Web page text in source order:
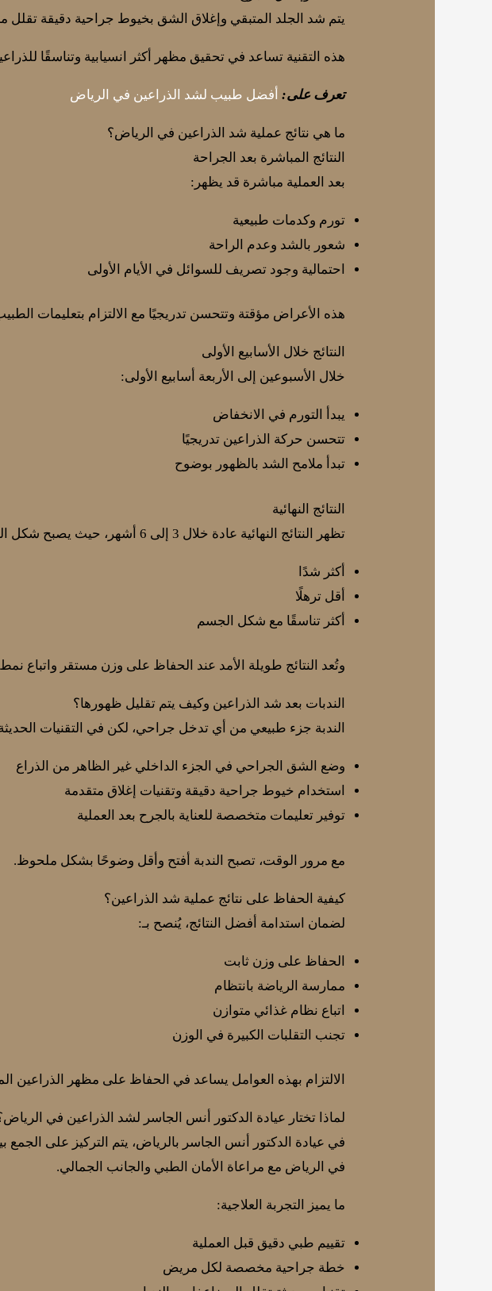
يتم شد الجلد المتبقي وإغلاق الشق بخيوط جراحية دقيقة تقلل
هذه التقنية تساعد في تحقيق مظهر أكثر انسيابية وتناسقًا
تعرف على: أفضل طبيب لشد الذراعين في الرياض
ما هي نتائج عملية شد الذراعين في الرياض؟
النتائج المباشرة بعد الجراحة
بعد العملية مباشرة قد يظهر:
تورم وكدمات طبيعية
شعور بالشد وعدم الراحة
احتمالية وجود تصريف للسوائل في الأيام الأولى
هذه الأعراض مؤقتة وتتحسن تدريجيًا مع الالتزام بتعليمات
النتائج خلال الأسابيع الأولى
خلال الأسبوعين إلى الأربعة أسابيع الأولى:
يبدأ التورم في الانخفاض
تتحسن حركة الذراعين تدريجيًا
تبدأ ملامح الشد بالظهور بوضوح
النتائج النهائية
تظهر النتائج النهائية عادة خلال 3 إلى 6 أشهر، حيث يصبح شكل الذراعين:
أكثر شدًا
أقل ترهلًا
أكثر تناسقًا مع شكل الجسم
وتُعد النتائج طويلة الأمد عند الحفاظ على وزن مستقر واتباع
الندبات بعد شد الذراعين وكيف يتم تقليل ظهورها؟
الندبة جزء طبيعي من أي تدخل جراحي، لكن في التقنيات
وضع الشق الجراحي في الجزء الداخلي غير الظاهر من الذراع
استخدام خيوط جراحية دقيقة وتقنيات إغلاق متقدمة
توفير تعليمات متخصصة للعناية بالجرح بعد العملية
مع مرور الوقت، تصبح الندبة أفتح وأقل وضوحًا بشكل ملحوظ.
كيفية الحفاظ على نتائج عملية شد الذراعين؟
لضمان استدامة أفضل النتائج، يُنصح بـ:
الحفاظ على وزن ثابت
ممارسة الرياضة بانتظام
اتباع نظام غذائي متوازن
تجنب التقلبات الكبيرة في الوزن
الالتزام بهذه العوامل يساعد في الحفاظ على مظهر الذراعين
لماذا تختار عيادة الدكتور أنس الجاسر لشد الذراعين في
في عيادة الدكتور أنس الجاسر بالرياض، يتم التركيز على الجمع
في الرياض مع مراعاة الأمان الطبي والجانب الجمالي.
ما يميز التجربة العلاجية:
تقييم طبي دقيق قبل العملية
خطة جراحية مخصصة لكل مريض